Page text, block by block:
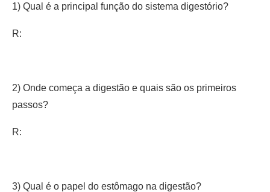
1) Qual é a principal função do sistema digestório?
R:
2) Onde começa a digestão e quais são os primeiros
passos?
R:
3) Qual é o papel do estômago na digestão?